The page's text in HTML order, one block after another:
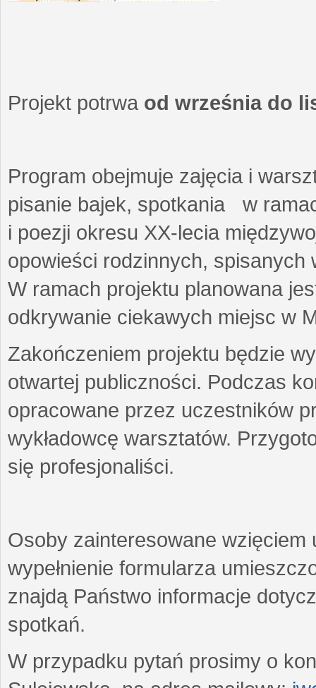
Projekt potrwa od września do
Program obejmuje zajęcia i
pisanie bajek, spotkania w
i poezji okresu XX-lecia
opowieści rodzinnych,
W ramach projektu planowana
odkrywanie ciekawych miejsc w
Zakończeniem projektu będzie
otwartej publiczności. Podczas
opracowane przez uczestników
wykładowcę warsztatów.
się profesjonaliści.
Osoby zainteresowane wzięciem
wypełnienie formularza
znajdą Państwo informacje
spotkań.
W przypadku pytań prosimy o